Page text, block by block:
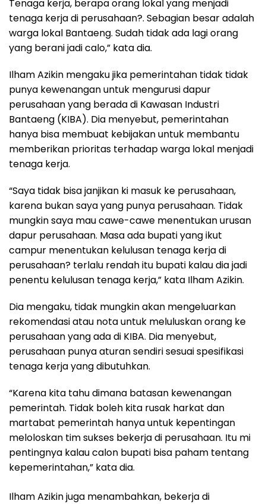
Tenaga kerja, berapa orang lokal yang menjadi
tenaga kerja di perusahaan?. Sebagian besar adalah
warga lokal Bantaeng. Sudah tidak ada lagi orang
yang berani jadi calo,” kata dia.
Ilham Azikin mengaku jika pemerintahan tidak tidak
punya kewenangan untuk mengurusi dapur
perusahaan yang berada di Kawasan Industri
Bantaeng (KIBA). Dia menyebut, pemerintahan
hanya bisa membuat kebijakan untuk membantu
memberikan prioritas terhadap warga lokal menjadi
tenaga kerja.
“Saya tidak bisa janjikan ki masuk ke perusahaan,
karena bukan saya yang punya perusahaan. Tidak
mungkin saya mau cawe-cawe menentukan urusan
dapur perusahaan. Masa ada bupati yang ikut
campur menentukan kelulusan tenaga kerja di
perusahaan? terlalu rendah itu bupati kalau dia jadi
penentu kelulusan tenaga kerja,” kata Ilham Azikin.
Dia mengaku, tidak mungkin akan mengeluarkan
rekomendasi atau nota untuk meluluskan orang ke
perusahaan yang ada di KIBA. Dia menyebut,
perusahaan punya aturan sendiri sesuai spesifikasi
tenaga kerja yang dibutuhkan.
“Karena kita tahu dimana batasan kewenangan
pemerintah. Tidak boleh kita rusak harkat dan
martabat pemerintah hanya untuk kepentingan
meloloskan tim sukses bekerja di perusahaan. Itu mi
pentingnya kalau calon bupati bisa paham tentang
kepemerintahan,” kata dia.
Ilham Azikin juga menambahkan, bekerja di